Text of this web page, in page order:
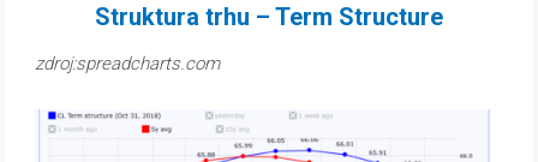
Struktura trhu – Term Structure
zdroj:spreadcharts.com